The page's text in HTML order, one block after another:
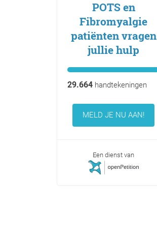
POTS en
Fibromyalgie
patiënten vragen
jullie hulp
29.664handtekeningen
MELD JE NU AAN!
Een dienst van